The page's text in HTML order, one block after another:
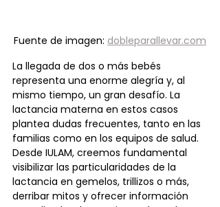
Fuente de imagen: dobleparallevar.com
La llegada de dos o más bebés
representa una enorme alegría y, al
mismo tiempo, un gran desafío. La
lactancia materna en estos casos
plantea dudas frecuentes, tanto en las
familias como en los equipos de salud.
Desde IULAM, creemos fundamental
visibilizar las particularidades de la
lactancia en gemelos, trillizos o más,
derribar mitos y ofrecer información